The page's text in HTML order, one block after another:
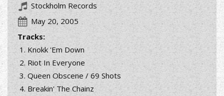
Stockholm Records
May 20, 2005
Tracks:
Knokk 'Em Down
Riot In Everyone
Queen Obscene / 69 Shots
Breakin' The Chainz